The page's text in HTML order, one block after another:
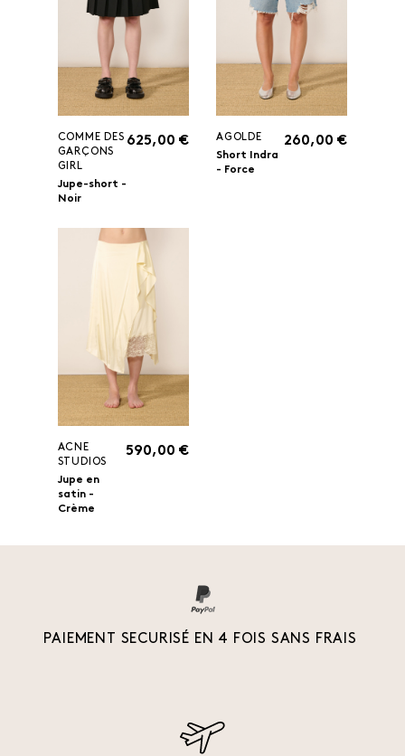
COMME DES
GARÇONS
GIRL
Jupe-short -
Noir
625,00 €
AGOLDE
Short Indra
- Force
260,00 €
ACNE
STUDIOS
Jupe en
satin -
Crème
590,00 €
PAIEMENT SECURISÉ EN 4 FOIS SANS FRAIS